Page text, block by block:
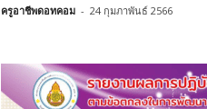
ครูอาชีพดอทคอม - 24 กุมภาพันธ์ 2566